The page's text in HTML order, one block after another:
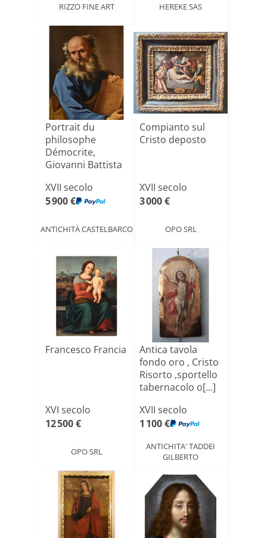
RIZZO FINE ART HEREKE SAS
Portrait du
philosophe
Démocrite,
Giovanni Battista
XVII secolo
5 900 €
ANTICHITÀ CASTELBARCO
Compianto sul
Cristo deposto
XVII secolo
3 000 €
OPO SRL
Francesco Francia
XVI secolo
12 500 €
OPO SRL
Antica tavola
fondo oro , Cristo
Risorto ,sportello
tabernacolo o[...]
XVII secolo
1 100 €
ANTICHITA' TADDEI
GILBERTO